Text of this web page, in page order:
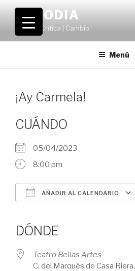
Saltar
contenido
VOLODIA
Teatro | Crítica | Cambio
Menú
¡Ay Carmela!
CUÁNDO
05/04/2023
8:00 pm
AÑADIR AL CALENDARIO
DÓNDE
Teatro Bellas Artes
C. del Marqués de Casa Riera,